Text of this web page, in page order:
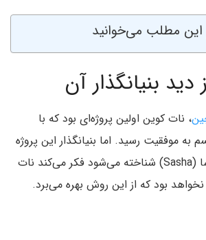
این مطلب می‌خوانید
بنیانگذار آن
، نات کوین اولین پروژه‌ای بود که با
به موفقیت رسید. اما بنیانگذار این پروژه
که با نام مستعار ‌ساشا (Sasha) شناخته می‌شود فکر می‌کند نات
بود که از این روش بهره می‌برد.